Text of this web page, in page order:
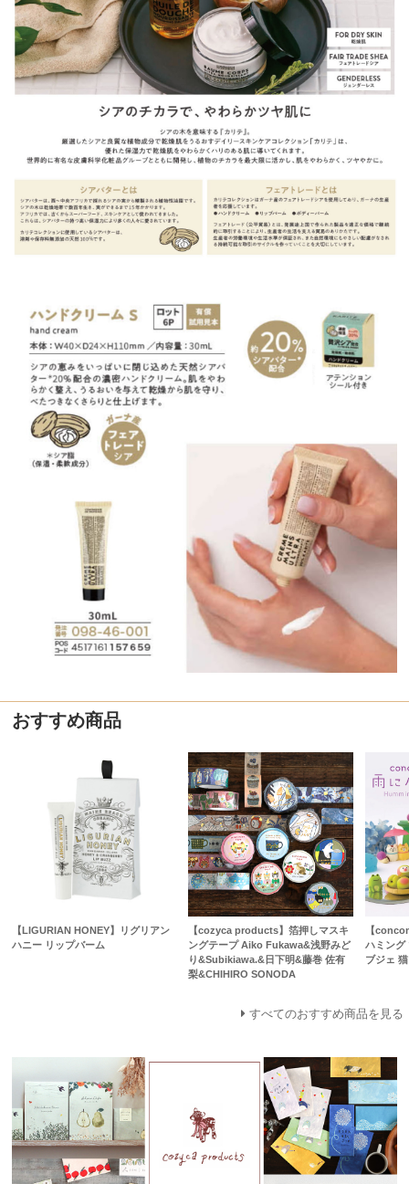
おすすめ商品
【LIGURIAN HONEY】リグリアン
ハニー リップバーム
【cozyca products】箔押しマスキ
ングテープ Aiko Fukawa&浅野みど
り&Subikiawa.&日下明&藤巻 佐有
梨&CHIHIRO SONODA
【
ハミング
ブジェ
すべてのおすすめ商品を見る